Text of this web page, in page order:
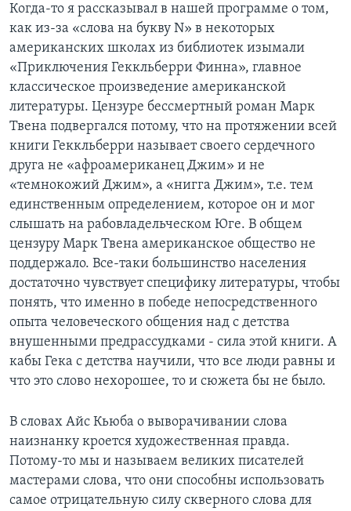
Когда-то я рассказывал в нашей программе о том,
как из-за «слова на букву N» в некоторых
американских школах из библиотек изымали
«Приключения Геккльберри Финна», главное
классическое произведение американской
литературы. Цензуре бессмертный роман Марк
Твена подвергался потому, что на протяжении всей
книги Геккльберри называет своего сердечного
друга не «афроамериканец Джим» и не
«темнокожий Джим», а «нигга Джим», т.е. тем
единственным определением, которое он и мог
слышать на рабовладельческом Юге. В общем
цензуру Марк Твена американское общество не
поддержало. Все-таки большинство населения
достаточно чувствует специфику литературы, чтобы
понять, что именно в победе непосредственного
опыта человеческого общения над с детства
внушенными предрассудками - сила этой книги. А
кабы Гека с детства научили, что все люди равны и
что это слово нехорошее, то и сюжета бы не было.
В словах Айс Кьюба о выворачивании слова
наизнанку кроется художественная правда.
Потому-то мы и называем великих писателей
мастерами слова, что они способны использовать
самое отрицательную силу скверного слова для